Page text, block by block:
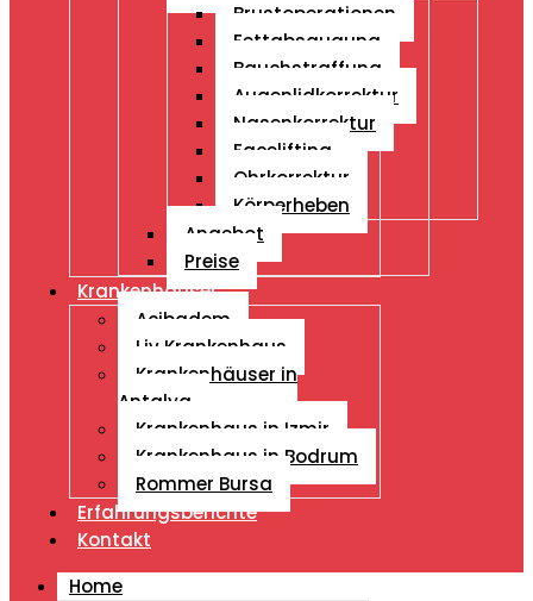
Brustoperationen
Fettabsaugung
Bauchstraffung
Augenlidkorrektur
Nasenkorrektur
Facelifting
Ohrkorrektur
Körperheben
Angebot
Preise
Krankenhäuser
Acibadem
Liv Krankenhaus
Krankenhäuser in
Antalya
Krankenhaus in Izmir
Krankenhaus in Bodrum
Rommer Bursa
Erfahrungsberichte
Kontakt
Home